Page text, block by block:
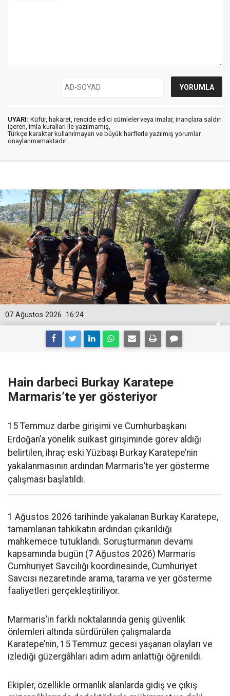
UYARI: Küfür, hakaret, rencide edici cümleler veya imalar, inançlara saldırı
içeren, imla kuralları ile yazılmamış,
Türkçe karakter kullanılmayan ve büyük harflerle yazılmış yorumlar
onaylanmamaktadır.
16:24
07 Ağustos 2026
Hain darbeci Burkay Karatepe
Marmaris’te yer gösteriyor
15 Temmuz darbe girişimi ve Cumhurbaşkanı
Erdoğan’a yönelik suikast girişiminde görev aldığı
belirtilen, ihraç eski Yüzbaşı Burkay Karatepe’nin
yakalanmasının ardından Marmaris’te yer gösterme
çalışması başlatıldı.
1 Ağustos 2026 tarihinde yakalanan Burkay Karatepe,
tamamlanan tahkikatın ardından çıkarıldığı
mahkemece tutuklandı. Soruşturmanın devamı
kapsamında bugün (7 Ağustos 2026) Marmaris
Cumhuriyet Savcılığı koordinesinde, Cumhuriyet
Savcısı nezaretinde arama, tarama ve yer gösterme
faaliyetleri gerçekleştiriliyor.
Marmaris’in farklı noktalarında geniş güvenlik
önlemleri altında sürdürülen çalışmalarda
Karatepe’nin, 15 Temmuz gecesi yaşanan olayları ve
izlediği güzergâhları adım adım anlattığı öğrenildi.
Ekipler, özellikle ormanlık alanlarda gidiş ve çıkış